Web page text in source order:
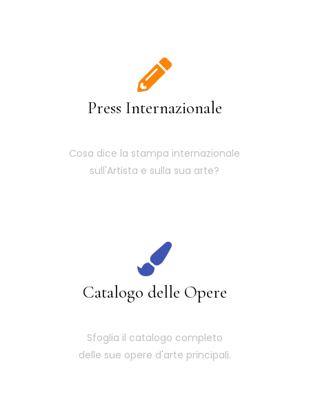
Press Internazionale
Cosa dice la stampa internazionale
sull'Artista e sulla sua arte?
Catalogo delle Opere
Sfoglia il catalogo completo
delle sue opere d'arte principali.